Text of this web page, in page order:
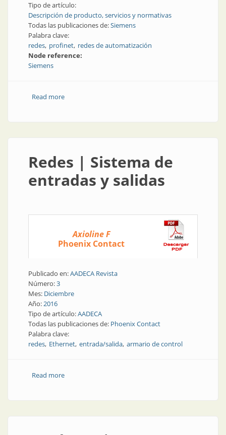
Tipo de artículo:
Descripción de producto, servicios y normativas
Todas las publicaciones de:Siemens
Palabra clave:
redes profinet redes de automatización
Node reference:
Siemens
Read moreabout Automatización | Planificación y simulación
Redes | Sistema de
entradas y salidas
Axioline F
Phoenix Contact
Publicado en:AADECA Revista
Número:3
Mes: Diciembre
Año:2016
Tipo de artículo:AADECA
Todas las publicaciones de: Phoenix Contact
Palabra clave:
redes Ethernet entrada/salida armario de control
Read moreabout Redes | Sistema de entradas y salidas